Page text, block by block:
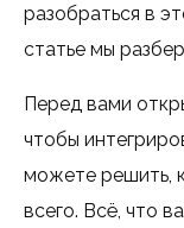
разобраться в
статье мы
Перед вами
чтобы
можете решить,
всего. Всё, что